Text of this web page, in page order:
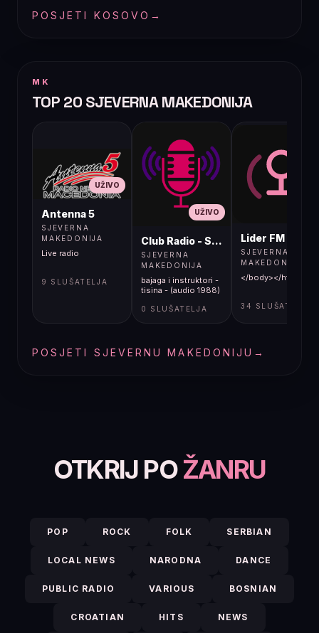
POSJETI KOSOVO →
MK
TOP 20 SJEVERNA MAKEDONIJA
UŽIVO
Antenna 5
SJEVERNA
MAKEDONIJA
Live radio
9 SLUŠATELJA
UŽIVO
Club Radio - Skopje, Mcedonia
SJEVERNA
MAKEDONIJA
bajaga i instruktori -
tisina - (audio 1988)
0 SLUŠATELJA
Lider FM 107,4
SJEVERNA
MAKEDONIJA
</body></html>
34 SLUŠATELJA
POSJETI SJEVERNU MAKEDONIJU →
OTKRIJ POŽANRU
POP ROCK FOLK SERBIAN
LOCAL NEWS NARODNA DANCE
PUBLIC RADIO VARIOUS BOSNIAN
CROATIAN HITS NEWS